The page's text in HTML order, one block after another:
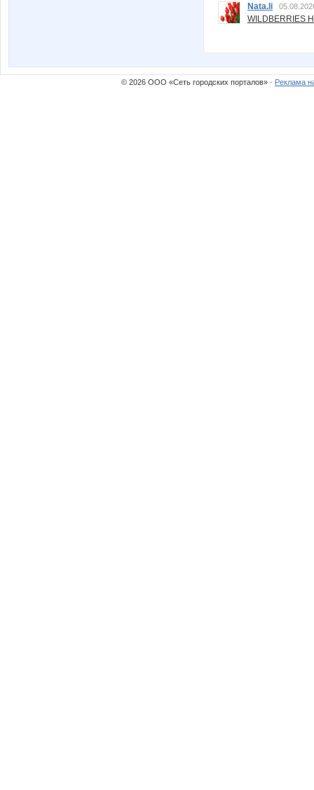
Nata.li
© 2026 ООО «Сеть городских порталов» · Реклама